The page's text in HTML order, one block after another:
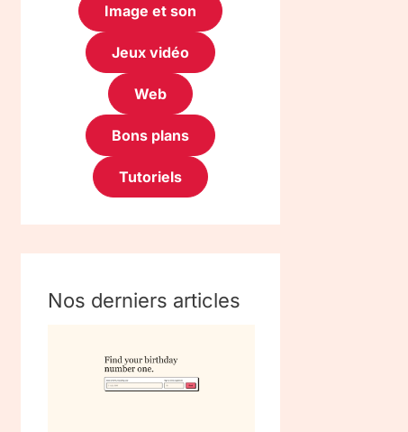
Image et son
Jeux vidéo
Web
Bons plans
Tutoriels
Nos derniers articles